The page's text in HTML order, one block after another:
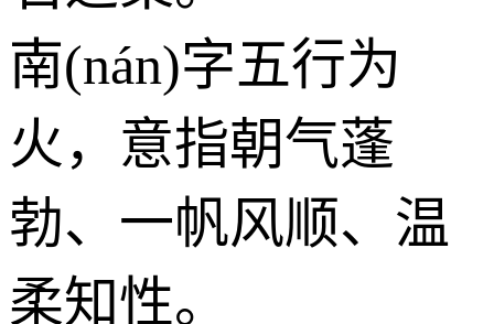
南(nán)字五行为
火 ，意指朝气蓬
勃、一帆风顺、温
柔知性。